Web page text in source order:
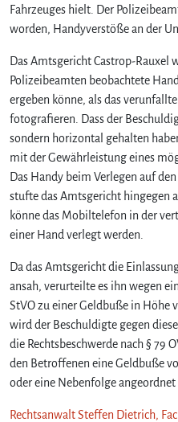
Fahrzeuges hielt. Der
worden, Handyverstöße an der
Das Amtsgericht Castrop-Rauxel
Polizeibeamten beobachtete
ergeben könne, als das
fotografieren. Dass der
sondern horizontal gehalten
mit der Gewährleistung eines
Das Handy beim Verlegen auf
stufte das Amtsgericht hingegen
könne das Mobiltelefon in der
einer Hand verlegt werden.
Da das Amtsgericht die
ansah, verurteilte es ihn wegen
StVO zu einer Geldbuße in Höhe
wird der Beschuldigte gegen
die Rechtsbeschwerde nach § 79
den Betroffenen eine Geldbuße
oder eine Nebenfolge angeordnet
Rechtsanwalt Steffen Dietrich,